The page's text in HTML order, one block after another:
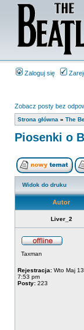
Zaloguj się
Zobacz posty bez
Strona główna » The
Piosenki o
Widok do druku
Autor
Liver_2
Taxman
Rejestracja: Wto Maj
7:53 pm
Posty: 223